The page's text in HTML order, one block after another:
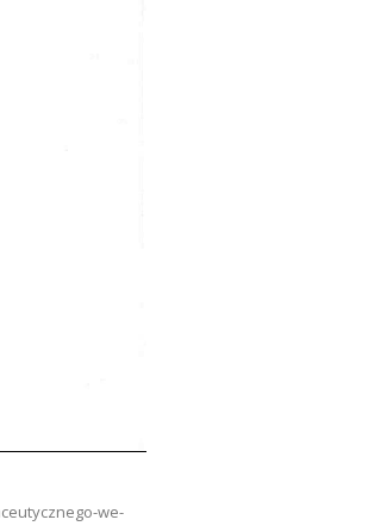
we-